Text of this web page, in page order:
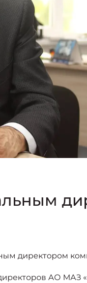
директором
АО МАЗ